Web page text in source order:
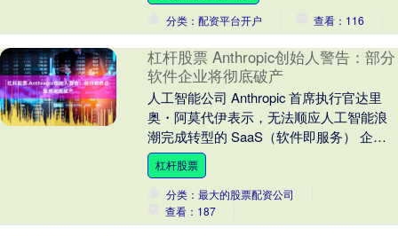
分类：配资平台开户
查看：116
杠杆股票 Anthropic创始人警告：部分
软件企业将彻底破产
人工智能公司 Anthropic 首席执行官达里
奥・阿莫代伊表示，无法顺应人工智能浪
潮完成转型的 SaaS（软件即服务） 企
业，或将走向覆灭。 阿莫代伊在 An....
杠杆股票
分类：最大的股票配资公司
查看：187